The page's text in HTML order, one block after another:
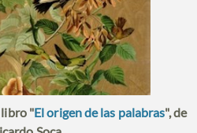
"El origen de las palabras", de